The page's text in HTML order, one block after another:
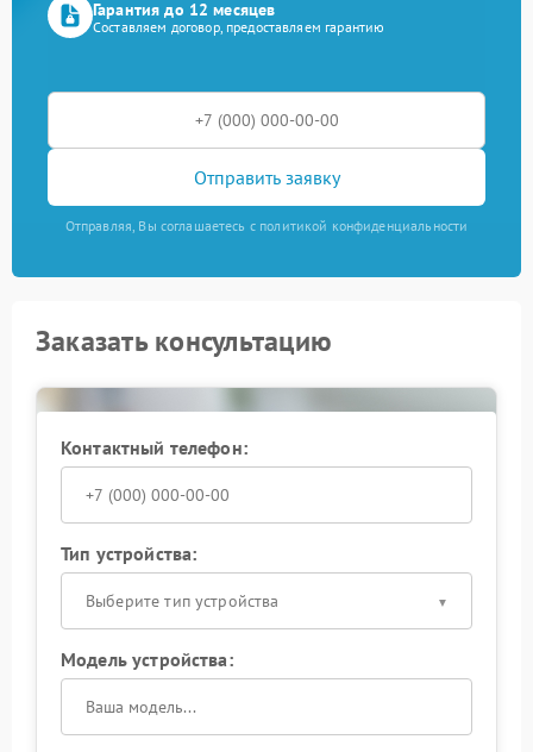
Гарантия до 12 месяцев
Составляем договор, предоставляем гарантию
Отправить заявку
Отправляя, Вы соглашаетесь с политикой конфиденциальности
Заказать консультацию
Контактный телефон:
Тип устройства:
Выберите тип устройства
Модель устройства: